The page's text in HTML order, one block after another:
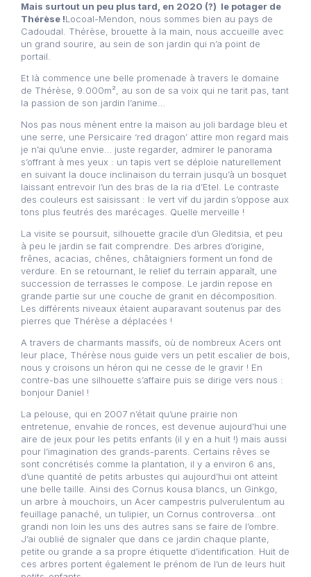
Mais surtout un peu plus tard, en 2020 (?) le potager de
Thérèse !Locoal-Mendon, nous sommes bien au pays de
Cadoudal. Thérèse, brouette à la main, nous accueille avec
un grand sourire, au sein de son jardin qui n’a point de
portail.
Et là commence une belle promenade à travers le domaine
de Thérèse, 9.000m², au son de sa voix qui ne tarit pas, tant
la passion de son jardin l’anime…
Nos pas nous mènent entre la maison au joli bardage bleu et
une serre, une Persicaire ‘red dragon’ attire mon regard mais
je n’ai qu’une envie… juste regarder, admirer le panorama
s’offrant à mes yeux : un tapis vert se déploie naturellement
en suivant la douce inclinaison du terrain jusqu’à un bosquet
laissant entrevoir l’un des bras de la ria d’Etel. Le contraste
des couleurs est saisissant : le vert vif du jardin s’oppose aux
tons plus feutrés des marécages. Quelle merveille !
La visite se poursuit, silhouette gracile d’un Gleditsia, et peu
à peu le jardin se fait comprendre. Des arbres d’origine,
frênes, acacias, chênes, châtaigniers forment un fond de
verdure. En se retournant, le relief du terrain apparaît, une
succession de terrasses le compose. Le jardin repose en
grande partie sur une couche de granit en décomposition.
Les différents niveaux étaient auparavant soutenus par des
pierres que Thérèse a déplacées !
A travers de charmants massifs, où de nombreux Acers ont
leur place, Thérèse nous guide vers un petit escalier de bois,
nous y croisons un héron qui ne cesse de le gravir ! En
contre-bas une silhouette s’affaire puis se dirige vers nous :
bonjour Daniel !
La pelouse, qui en 2007 n’était qu’une prairie non
entretenue, envahie de ronces, est devenue aujourd’hui une
aire de jeux pour les petits enfants (il y en a huit !) mais aussi
pour l’imagination des grands-parents. Certains rêves se
sont concrétisés comme la plantation, il y a environ 6 ans,
d’une quantité de petits arbustes qui aujourd’hui ont atteint
une belle taille. Ainsi des Cornus kousa blancs, un Ginkgo,
un arbre à mouchoirs, un Acer campestris pulverulentum au
feuillage panaché, un tulipier, un Cornus controversa…ont
grandi non loin les uns des autres sans se faire de l’ombre.
J’ai oublié de signaler que dans ce jardin chaque plante,
petite ou grande a sa propre étiquette d’identification. Huit de
ces arbres portent également le prénom de l’un de leurs huit